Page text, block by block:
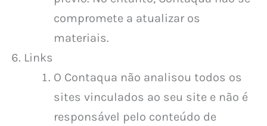
compromete a atualizar os
materiais.
Links
O Contaqua não analisou todos os
sites vinculados ao seu site e não é
responsável pelo conteúdo de